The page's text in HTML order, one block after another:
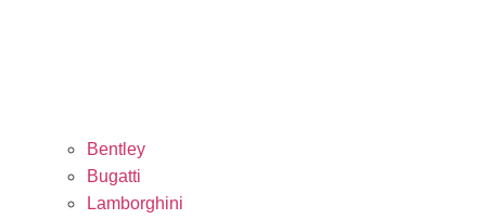
Bentley
Bugatti
Lamborghini